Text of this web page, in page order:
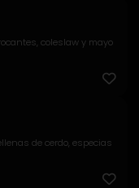
coleslaw y mayo
de cerdo, especias